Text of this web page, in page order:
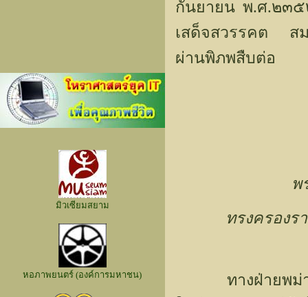
มิวเซียมสยาม
หอภาพยนตร์ (องค์การมหาชน)
กันยายน พ.ศ.๒๓
เสด็จสวรรคต สม
ผ่านพิภพสืบต่อ
พ
ทรงครอง
ทางฝ่ายพม่าครั้